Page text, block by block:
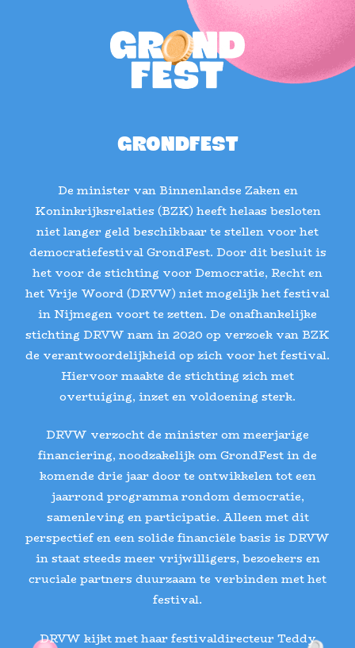
GRONDFEST
De minister van Binnenlandse Zaken en
Koninkrijksrelaties (BZK) heeft helaas besloten
niet langer geld beschikbaar te stellen voor het
democratiefestival GrondFest. Door dit besluit is
het voor de stichting voor Democratie, Recht en
het Vrije Woord (DRVW) niet mogelijk het festival
in Nijmegen voort te zetten. De onafhankelijke
stichting DRVW nam in 2020 op verzoek van BZK
de verantwoordelijkheid op zich voor het festival.
Hiervoor maakte de stichting zich met
overtuiging, inzet en voldoening sterk.
DRVW verzocht de minister om meerjarige
financiering, noodzakelijk om GrondFest in de
komende drie jaar door te ontwikkelen tot een
jaarrond programma rondom democratie,
samenleving en participatie. Alleen met dit
perspectief en een solide financiële basis is DRVW
in staat steeds meer vrijwilligers, bezoekers en
cruciale partners duurzaam te verbinden met het
festival.
DRVW kijkt met haar festivaldirecteur Teddy